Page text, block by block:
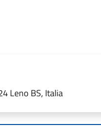
Leno BS, Italia